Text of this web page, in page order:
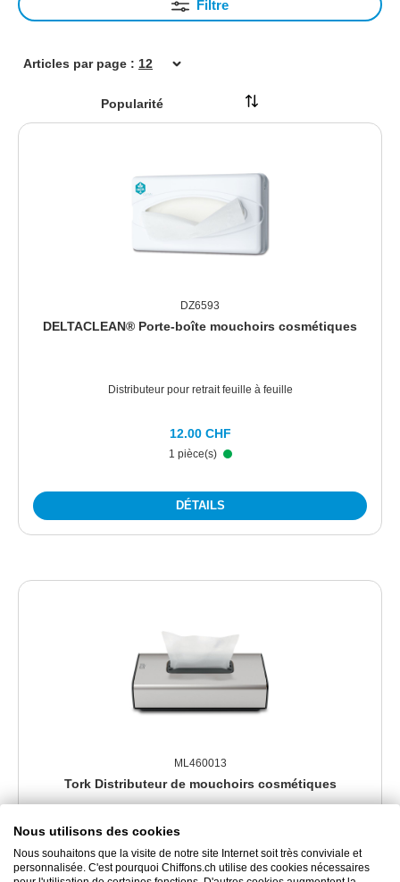
Filtre
Articles par page :
DZ6593
DELTACLEAN® Porte-boîte mouchoirs cosmétiques
Distributeur pour retrait feuille à feuille
1 pièce(s)
12.00 CHF
DÉTAILS
ML460013
Tork Distributeur de mouchoirs cosmétiques
Distributeur pour retrait feuille à feuille
Nous utilisons des cookies
Nous souhaitons que la visite de notre site Internet soit très conviviale et
personnalisée. C'est pourquoi Chiffons.ch utilise des cookies nécessaires